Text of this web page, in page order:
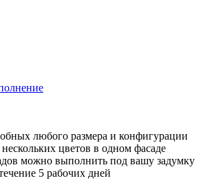
любого размера и конфигурации
цветов в одном фасаде
можно выполнить под вашу задумку
5 рабочих дней